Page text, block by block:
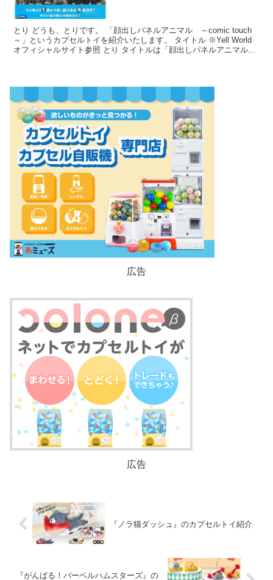
とり どうも、とりです。 「顔出しパネルアニマル ～comic touch
～」というカプセルトイを紹介いたします。 タイトル ※Yell World
オフィシャルサイト参照 とり タイトルは「顔出しパネルアニマル...
広告
広告
『ノラ猫ダッシュ』のカプセルトイ紹介
『がんばる！バーベルハムスターズ』の